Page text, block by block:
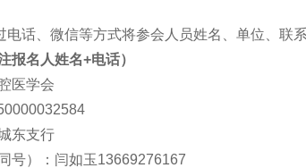
、微信等方式将参会人员姓名、单位、联系
报名人姓名+电话）
学会
东支行
同号）：闫如玉13669276167